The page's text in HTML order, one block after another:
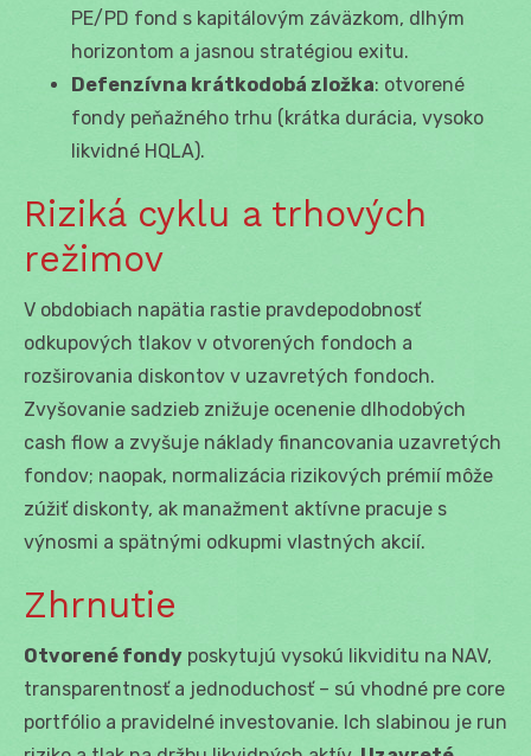
PE/PD fond s kapitálovým záväzkom, dlhým
horizontom a jasnou stratégiou exitu.
Defenzívna krátkodobá zložka: otvorené
fondy peňažného trhu (krátka durácia, vysoko
likvidné HQLA).
Riziká cyklu a trhových
režimov
V obdobiach napätia rastie pravdepodobnosť
odkupových tlakov v otvorených fondoch a
rozširovania diskontov v uzavretých fondoch.
Zvyšovanie sadzieb znižuje ocenenie dlhodobých
cash flow a zvyšuje náklady financovania uzavretých
fondov; naopak, normalizácia rizikových prémií môže
zúžiť diskonty, ak manažment aktívne pracuje s
výnosmi a spätnými odkupmi vlastných akcií.
Zhrnutie
Otvorené fondy poskytujú vysokú likviditu na NAV,
transparentnosť a jednoduchosť – sú vhodné pre core
portfólio a pravidelné investovanie. Ich slabinou je run